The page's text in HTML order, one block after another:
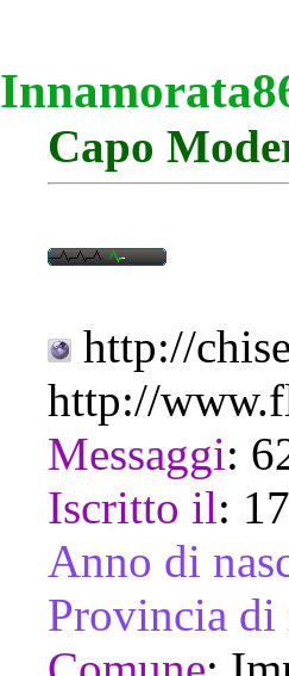
Capo
http://
http://
Messaggi:
Iscritto il:
Anno di
Provincia di